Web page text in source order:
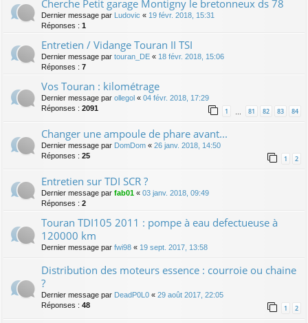
Cherche Petit garage Montigny le bretonneux ds 78
Dernier message par Ludovic « 19 févr. 2018, 15:31
Réponses : 1
Entretien / Vidange Touran II TSI
Dernier message par touran_DE « 18 févr. 2018, 15:06
Réponses : 7
Vos Touran : kilométrage
Dernier message par ollegol « 04 févr. 2018, 17:29
Réponses : 2091 1 … 81 82 83 84
Changer une ampoule de phare avant...
Dernier message par DomDom « 26 janv. 2018, 14:50
Réponses : 25 1 2
Entretien sur TDI SCR ?
Dernier message par fab01 « 03 janv. 2018, 09:49
Réponses : 2
Touran TDI105 2011 : pompe à eau defectueuse à
120000 km
Dernier message par fwi98 « 19 sept. 2017, 13:58
Distribution des moteurs essence : courroie ou chaine
?
Dernier message par DeadP0L0 « 29 août 2017, 22:05
Réponses : 48 1 2